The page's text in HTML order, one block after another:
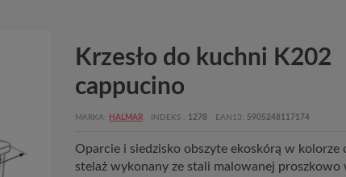
Krzesło do kuchni K202
cappucino
MARKA HALMAR INDEKS 1278 EAN13 5905248117174
Oparcie i siedzisko obszyte ekoskórą w kolorze
stelaż wykonany ze stali malowanej proszkowo